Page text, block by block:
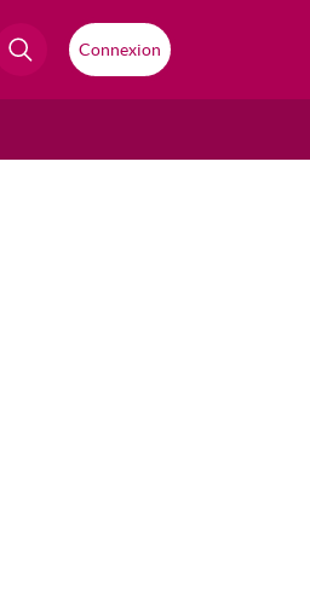
Connexion